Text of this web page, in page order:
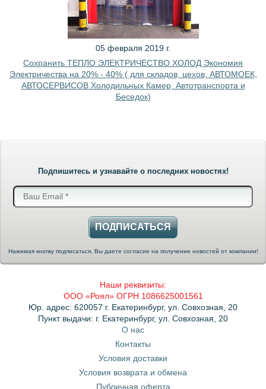
05 февраля 2019 г.
Сохранить ТЕПЛО ЭЛЕКТРИЧЕСТВО ХОЛОД Экономия
Электричества на 20% - 40% ( для складов, цехов, АВТОМОЕК,
АВТОСЕРВИСОВ Холодильных Камер, Автотранспорта и
Беседок)
Подпишитесь и узнавайте о последних новостях!
ПОДПИСАТЬСЯ
Нажимая кнопку подписаться, Вы даете согласие на получение новостей от компании!
Наши реквизиты:
ООО «Роял» ОГРН 1086625001561
Юр. адрес: 620057 г. Екатеринбург, ул. Совхозная, 20
Пункт выдачи: г. Екатеринбург, ул. Совхозная, 20
О нас
Контакты
Условия доставки
Условия возврата и обмена
Публичная оферта